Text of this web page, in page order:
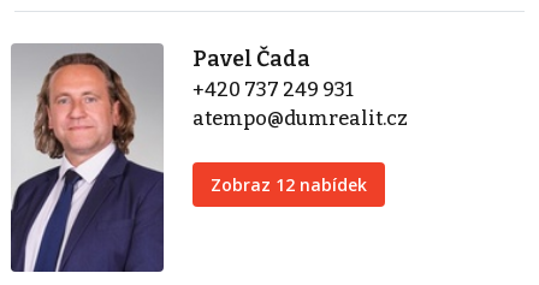
Pavel Čada
+420 737 249 931
atempo@dumrealit.cz
Zobraz 12 nabídek